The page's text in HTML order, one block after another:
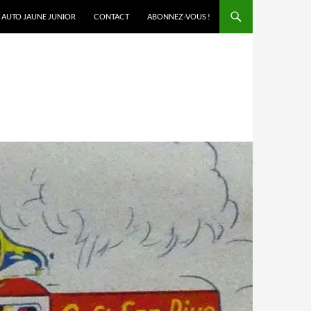
AUTO JAUNE JUNIOR CONTACT ABONNEZ-VOUS !